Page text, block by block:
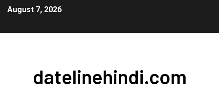
August 7, 2026
datelinehindi.com